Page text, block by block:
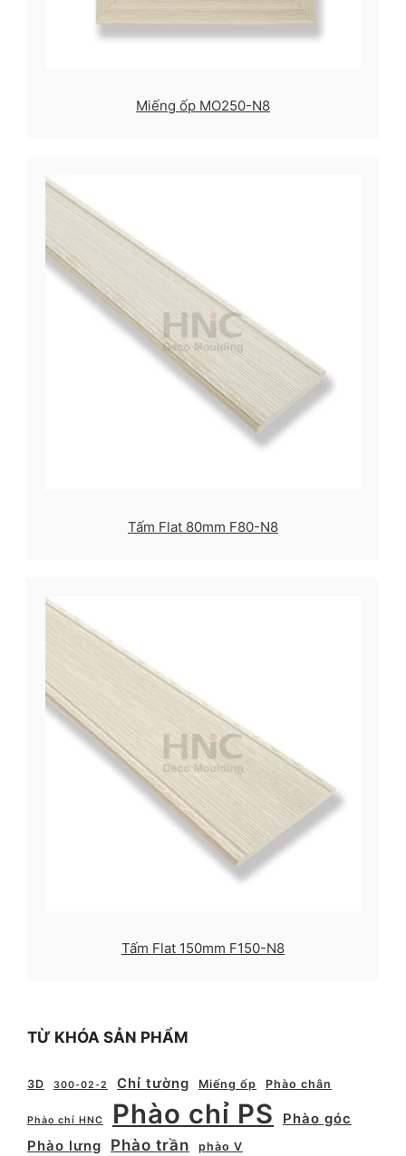
Miếng ốp MO250-N8
Tấm Flat 80mm F80-N8
Tấm Flat 150mm F150-N8
TỪ KHÓA SẢN PHẨM
3D 300-02-2 Chỉ tường Miếng ốp Phào chân
Phào chỉ HNC Phào chỉ PS
Phào góc
Phào lưng
Phào trần phào V